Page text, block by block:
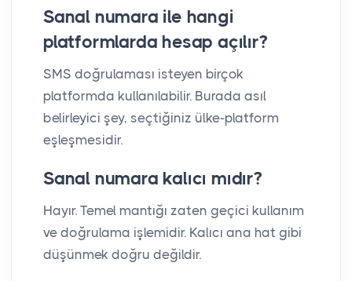
Sanal numara ile hangi
platformlarda hesap açılır?
SMS doğrulaması isteyen birçok
platformda kullanılabilir. Burada asıl
belirleyici şey, seçtiğiniz ülke-platform
eşleşmesidir.
Sanal numara kalıcı mıdır?
Hayır. Temel mantığı zaten geçici kullanım
ve doğrulama işlemidir. Kalıcı ana hat gibi
düşünmek doğru değildir.